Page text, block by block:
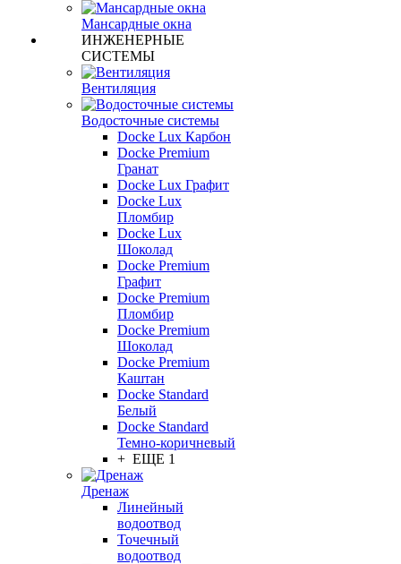
Мансардные окна
ИНЖЕНЕРНЫЕ
СИСТЕМЫ
Вентиляция
Водосточные системы
Docke Lux Карбон
Docke Premium
Гранат
Docke Lux Графит
Docke Lux
Пломбир
Docke Lux
Шоколад
Docke Premium
Графит
Docke Premium
Пломбир
Docke Premium
Шоколад
Docke Premium
Каштан
Docke Standard
Белый
Docke Standard
Темно-коричневый
+ ЕЩЕ 1
Дренаж
Линейный
водоотвод
Точечный
водоотвод